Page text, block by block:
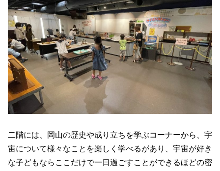
二階には、岡山の歴史や成り立ちを学ぶコーナーから、宇
宙について様々なことを楽しく学べるがあり、宇宙が好き
な子どもならここだけで一日過ごすことができるほどの密